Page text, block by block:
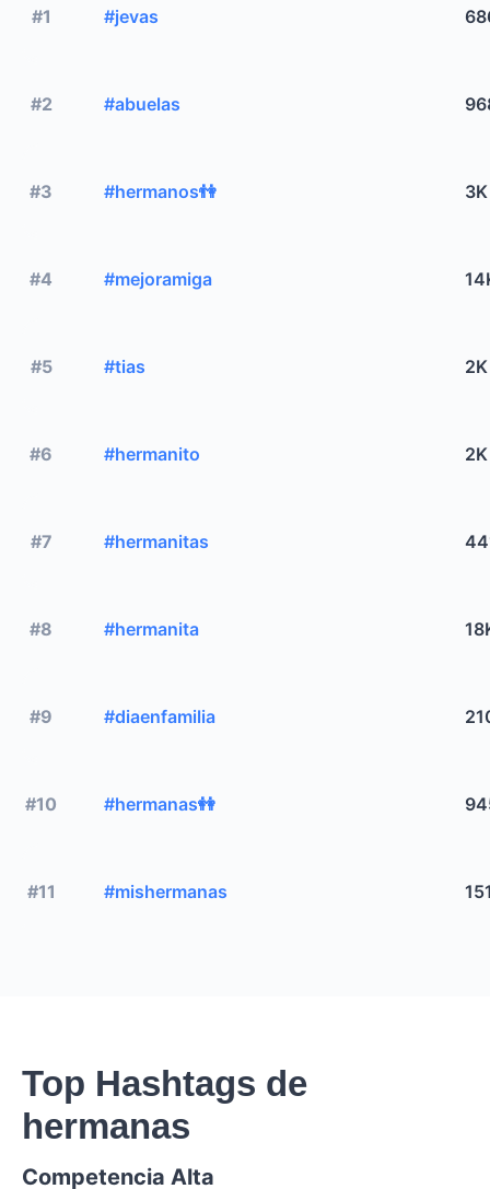
#1 #jevas
#2 #abuelas
#3 #hermanos👫 3K
#4 #mejoramiga
#5 #tias 2K
#6 #hermanito 2K
#7 #hermanitas
#8 #hermanita
#9 #diaenfamilia
#10 #hermanas👭
#11 #mishermanas
Top Hashtags de
hermanas
Competencia Alta